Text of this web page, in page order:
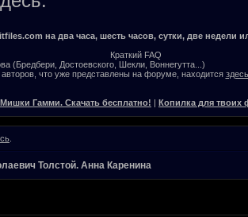
на два часа, шесть часов, сутки, две недели
Краткий FAQ
(Бредбери, Достоевского, Шекли, Воннегутта...)
что уже представлены на форуме, находится здесь
Мишки Гамми. Скачать бесплатно! Копилка для твоих
Толстой. Анна Каренина